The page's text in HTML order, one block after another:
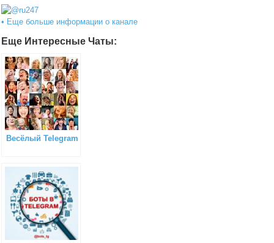
• Еще больше информации о канале
Еще Интересные Чаты:
Весёлый Telegram